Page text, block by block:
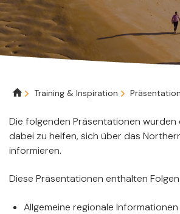
Breadcrumb
Training & Inspiration
Die folgenden Präsentationen wurden
dabei zu helfen, sich über das
informieren.
Diese Präsentationen enthalten
Allgemeine regionale Informationen